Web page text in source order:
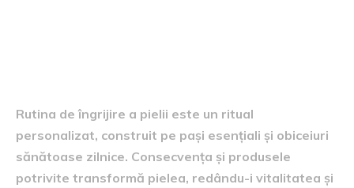
Rutina de îngrijire a pielii este un ritual
personalizat, construit pe pași esențiali și obiceiuri
sănătoase zilnice. Consecvența și produsele
potrivite transformă pielea, redându-i vitalitatea și